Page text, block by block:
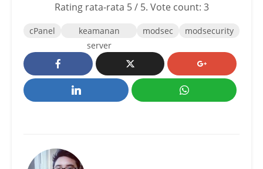
Rating rata-rata 5/ 5. Vote count: 3
cPanel
keamanan
server
modsec modsecurity